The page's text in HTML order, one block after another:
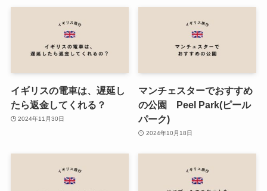
イギリスの電車は、遅延し
たら返金してくれる？
2024年11月30日
マンチェスターでおすすめ
の公園 Peel Park(ピール
パーク)
2024年10月18日